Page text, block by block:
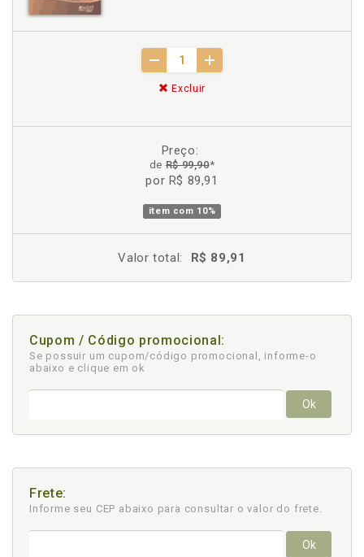
Excluir
Preço:
deR$ 99,90*
por R$ 89,91
item com 10%
Valor total: R$ 89,91
Cupom / Código promocional:
Se possuir um cupom/código promocional, informe-o
abaixo e clique em ok
Ok
Frete:
Informe seu CEP abaixo para consultar o valor do frete.
Ok